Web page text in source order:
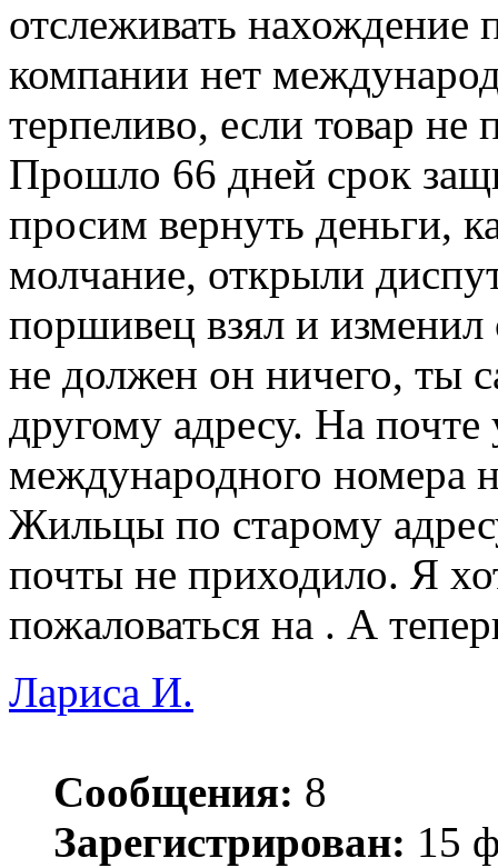
отслеживать нахождение
компании нет
терпеливо, если товар не
Прошло 66 дней срок
просим вернуть деньги,
молчание, открыли
поршивец взял и
не должен он ничего, ты
другому адресу. На почте
международного номера
Жильцы по старому
почты не приходило. Я
пожаловаться на . А
Лариса И.
Сообщения: 8
Зарегистрирован: 15